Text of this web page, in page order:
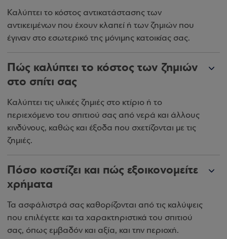
Καλύπτει το κόστος αντικατάστασης των
αντικειμένων που έχουν κλαπεί ή των ζημιών που
έγιναν στο εσωτερικό της μόνιμης κατοικίας σας.
Πώς καλύπτει το κόστος των ζημιών
στο σπίτι σας
Καλύπτει τις υλικές ζημιές στο κτίριο ή το
περιεχόμενο του σπιτιού σας από νερά και άλλους
κινδύνους, καθώς και έξοδα που σχετίζονται με τις
ζημιές.
Πόσο κοστίζει και πώς εξοικονομείτε
χρήματα
Τα ασφάλιστρά σας καθορίζονται από τις καλύψεις
που επιλέγετε και τα χαρακτηριστικά του σπιτιού
σας, όπως εμβαδόν και αξία, και την περιοχή.